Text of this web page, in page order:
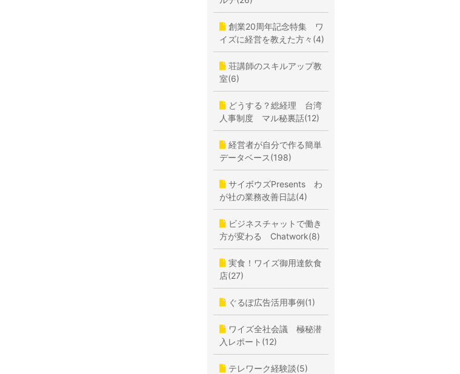
創業20周年記念特集 ワ
イズに経営を教えた方々(4)
荘講師のスキルアップ教
室(6)
どうする？総経理 台湾
人事制度 マル秘裏話(12)
経営者が自分で作る簡単
データベース(198)
サイボウズPresents わ
が社の業務改善日誌(4)
ビジネスチャットで働き
方が変わる Chatwork(8)
実食！ワイズ御用達飲食
店(27)
ぐるぽ広告活用事例(1)
ワイズ全社会議 極秘潜
入レポート(12)
テレワーク経験談(5)